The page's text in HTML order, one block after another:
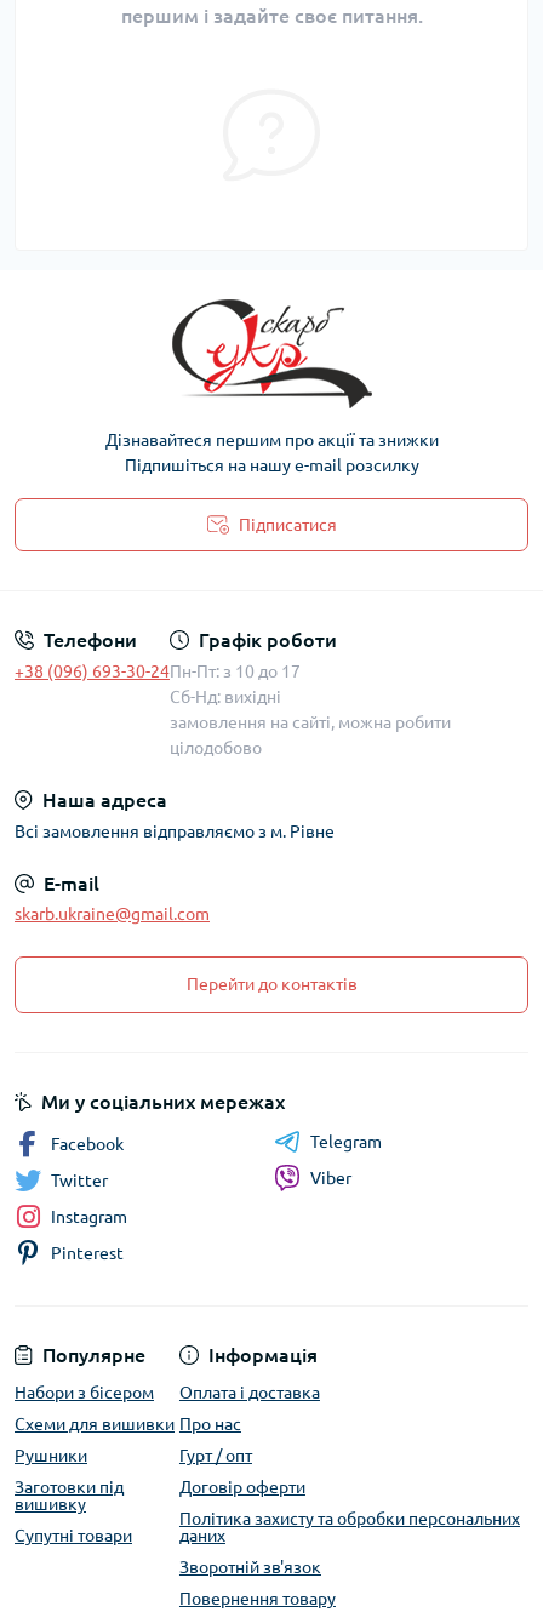
першим і задайте своє питання.
Дізнавайтеся першим про акції та знижки
Підпишіться на нашу e-mail розсилку
Підписатися
Телефони
+38 (096) 693-30-24
Графік роботи
Пн-Пт: з 10 до 17
Сб-Нд: вихідні
замовлення на сайті, можна робити
цілодобово
Наша адреса
Всі замовлення відправляємо з м. Рівне
E-mail
skarb.ukraine@gmail.com
Перейти до контактів
Популярне
Набори з бісером
Схеми для вишивки
Рушники
Заготовки під
вишивку
Супутні товари
Інформація
Оплата і доставка
Про нас
Гурт / опт
Договір оферти
Політика захисту та обробки персональних
даних
Зворотній зв'язок
Повернення товару
Ми у соціальних мережах
Facebook
Twitter
Instagram
Pinterest
Telegram
Viber